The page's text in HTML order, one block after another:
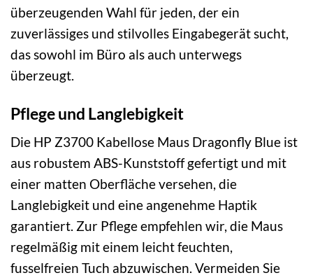
überzeugenden Wahl für jeden, der ein
zuverlässiges und stilvolles Eingabegerät sucht,
das sowohl im Büro als auch unterwegs
überzeugt.
Pflege und Langlebigkeit
Die HP Z3700 Kabellose Maus Dragonfly Blue ist
aus robustem ABS-Kunststoff gefertigt und mit
einer matten Oberfläche versehen, die
Langlebigkeit und eine angenehme Haptik
garantiert. Zur Pflege empfehlen wir, die Maus
regelmäßig mit einem leicht feuchten,
fusselfreien Tuch abzuwischen. Vermeiden Sie